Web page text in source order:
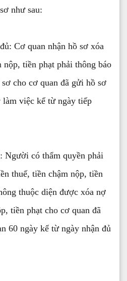
như sau:
Cơ quan nhận hồ sơ xóa
tiền phạt phải thông báo
cho cơ quan đã gửi hồ sơ
việc kể từ ngày tiếp
Người có thẩm quyền phải
thuế, tiền chậm nộp, tiền
thuộc diện được xóa nợ
tiền phạt cho cơ quan đã
60 ngày kể từ ngày nhận đủ